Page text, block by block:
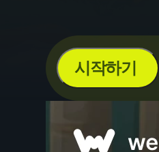
시작하기